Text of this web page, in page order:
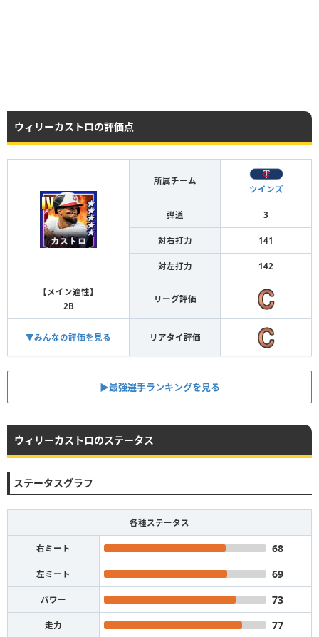
ウィリーカストロの評価点
所属チーム
ツインズ
弾道 3
対右打力 141
対左打力 142
【メイン適性】
2B
リーグ評価
▼みんなの評価を見る リアタイ評価
▶︎最強選手ランキングを見る
ウィリーカストロのステータス
ステータスグラフ
各種ステータス
右ミート 68
左ミート 69
パワー 73
走力 77